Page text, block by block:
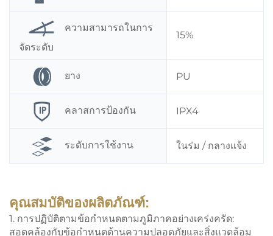
ความสามารถในการ
จัดระดับ
15%
ยาง PU
คลาสการป้องกัน IPX4
ระดับการใช้งาน ในร่ม / กลางแจ้ง
คุณสมบัติของผลิตภัณฑ์:
1. การปฏิบัติตามข้อกำหนดตามภูมิภาคอย่างเคร่งครัด:
สอดคล้องกับข้อกำหนดด้านความปลอดภัยและสิ่งแวดล้อม